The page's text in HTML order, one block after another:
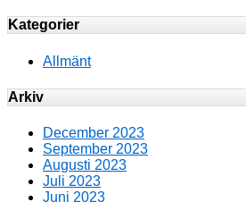
Kategorier
Allmänt
Arkiv
December 2023
September 2023
Augusti 2023
Juli 2023
Juni 2023